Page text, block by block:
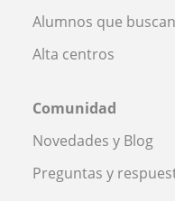
Alumnos que
Alta centros
Comunidad
Novedades y Blog
Preguntas y